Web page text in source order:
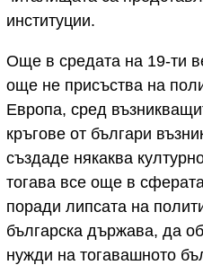
институции.
Още в средата на 19-ти
още не присъства на
Европа, сред
кръгове от българи
създаде някаква
тогава все още в
поради липсата на
българска държава, да
нужди на тогавашното